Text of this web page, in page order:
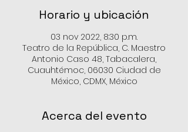
Horario y ubicación
03 nov 2022, 8:30 p.m.
Teatro de la República, C. Maestro
Antonio Caso 48, Tabacalera,
Cuauhtémoc, 06030 Ciudad de
México, CDMX, México
Acerca del evento